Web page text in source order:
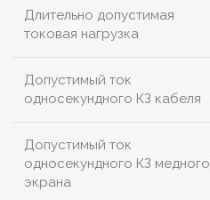
Длительно допустимая
токовая нагрузка
Допустимый ток
односекундного КЗ кабеля
Допустимый ток
односекундного КЗ медного
экрана